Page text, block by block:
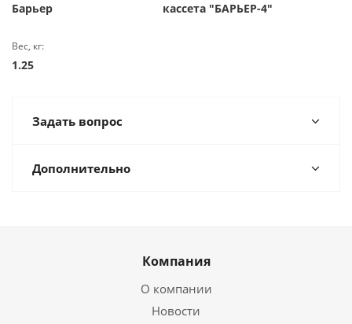
Барьер кассета "БАРЬЕР-4"
Вес, кг:
1.25
Задать вопрос
Дополнительно
Компания
О компании
Новости